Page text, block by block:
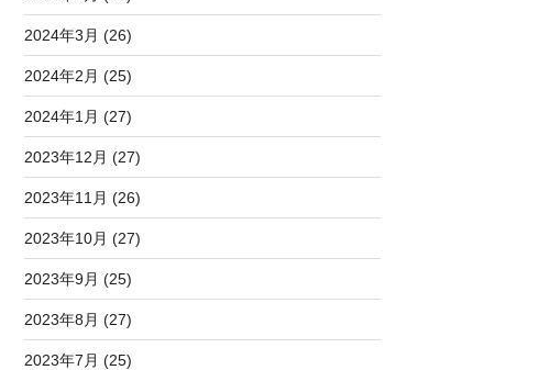
2024年3月 (26)
2024年2月 (25)
2024年1月 (27)
2023年12月 (27)
2023年11月 (26)
2023年10月 (27)
2023年9月 (25)
2023年8月 (27)
2023年7月 (25)